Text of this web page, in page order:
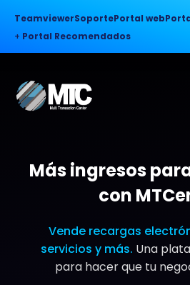
TeamviewerSoportePortal web
+ Portal Recomendados
Más ingresos
con
Vende recargas
servicios y más. Una
para hacer que tu